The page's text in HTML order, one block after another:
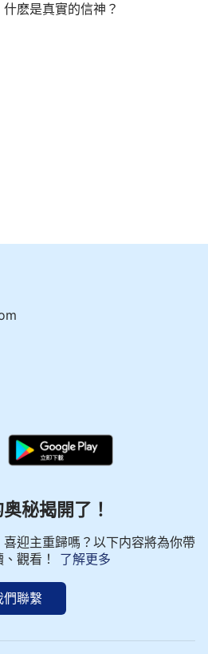
出來，使你的公義性情讓所有
且藉着你的審判能够使我愛你
個義人的形象，你這樣的審判
是此。我知道我身上的悖逆
難，無論你怎麽作，對我來説
愛你，更深地愛你。」他釘十
「神哪！現在是你的時候到
時候到了，我得為你上十字
我的愛能滿足你的要求，願
為你死，為你釘十字架，我
，這是因為我能為你釘十字
我心裏感到無比的欣慰。神
以後你還讓我活着，我更願
我就要愛你，我願意愛你更
你的公義性情，這是我的福
的公義性情，因這使我更能活
的緣故而上十字架，為你死是
足，因為我對你認識太少，
你的心願，我還給你的太少，
什麽是真實的信神？
秘揭開了！
迎主重歸嗎？以下内容將為你帶
觀看！
了解更多
聯繫